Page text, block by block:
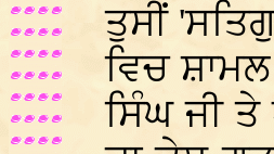
ਤੁਸੀਂ
ਵਿਚ
ਸਿੰਘ ਜੀ ਤੇ